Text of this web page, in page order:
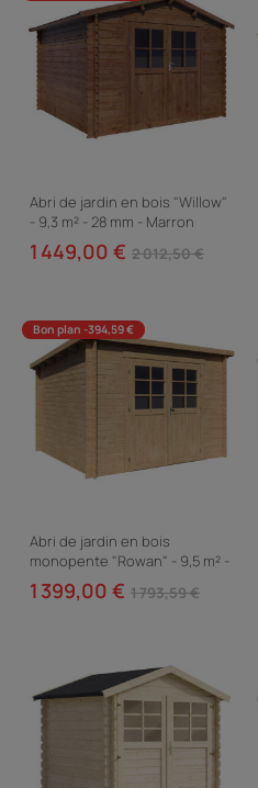
Abri de jardin en bois "Willow"
- 9,3 m² - 28 mm - Marron
1 449,00 € 2 012,50 €
Bon plan -394,59 €
Abri de jardin en bois
monopente "Rowan" - 9,5 m² -
28 mm - Beige
1 399,00 € 1 793,59 €